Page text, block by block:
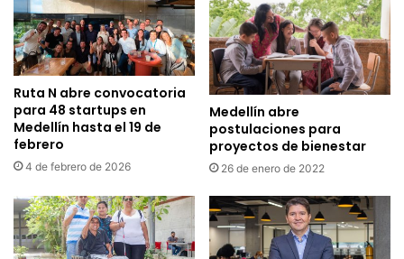
Ruta N abre convocatoria
para 48 startups en
Medellín hasta el 19 de
febrero
4 de febrero de 2026
Medellín abre
postulaciones para
proyectos de bienestar
26 de enero de 2022